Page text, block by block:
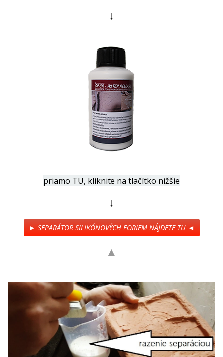
↓
priamo TU, kliknite na tlačítko nižšie
↓
► SEPARÁTOR SILIKÓNOVÝCH FORIEM NÁJDETE TU ◄
▲